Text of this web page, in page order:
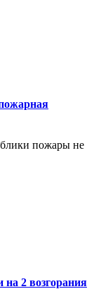
пожары не
2 возгорания